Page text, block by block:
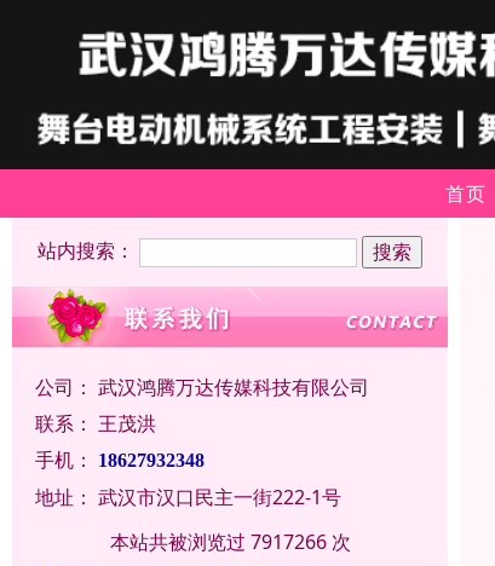
首页
站内搜索：
公司： 武汉鸿腾万达传媒科技有限公司
联系： 王茂洪
手机：
18627932348
地址： 武汉市汉口民主一街222-1号
本站共被浏览过 7917266 次